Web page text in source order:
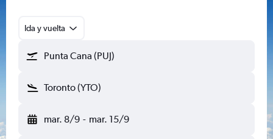
Ida y vuelta
Punta Cana (PUJ)
Toronto (YTO)
mar. 8/9 - mar. 15/9